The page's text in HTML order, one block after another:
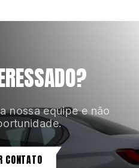
de altura e ajuste
nossa equipe e não
CONTATO